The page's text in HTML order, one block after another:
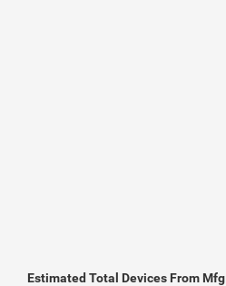
Estimated Total Devices From Mfg